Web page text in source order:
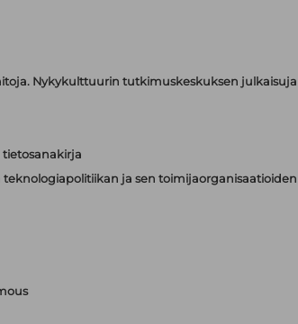
Nykykulttuurin tutkimuskeskuksen julkaisuja
ja sen toimijaorganisaatioiden